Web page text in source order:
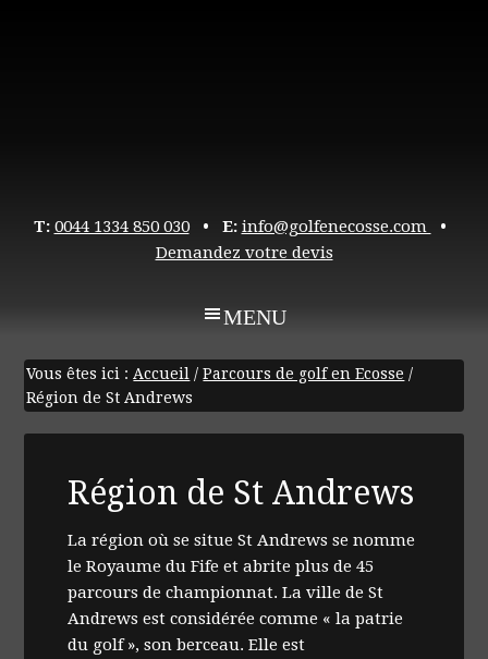
T: 0044 1334 850 030• E: info@golfenecosse.com
•
Demandez votre devis
Vous êtes ici :Accueil / Parcours de golf en Ecosse /
Région de St Andrews
Région de St Andrews
La région où se situe St Andrews se nomme
le Royaume du Fife et abrite plus de 45
parcours de championnat. La ville de St
Andrews est considérée comme « la patrie
du golf », son berceau. Elle est